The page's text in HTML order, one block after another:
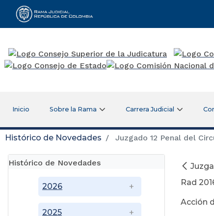
Rama Judicial
Inicio Sobre la Rama Carrera Judicial
Histórico de Novedades Juzgado 12 Penal del
Histórico de Novedades
2025
2026
Rad
Acción